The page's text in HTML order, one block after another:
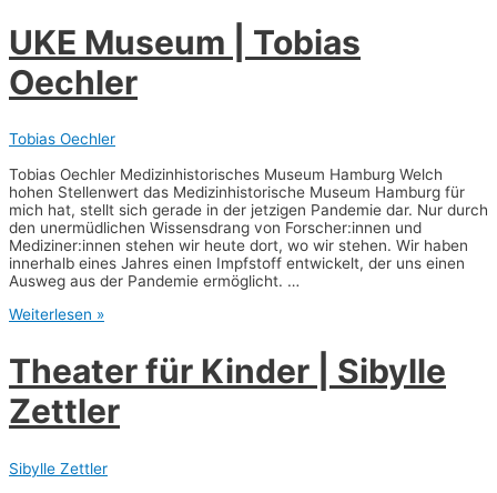
ner
Mül­
ler-
UKE Muse­um | Tobi­as
Oechler
Tobias Oechler
Tobi­as Oech­ler Medi­zin­his­to­ri­sches Muse­um Ham­burg Welch
hohen Stel­len­wert das Medi­zin­his­to­ri­sche Muse­um Ham­burg für
mich hat, stellt sich gera­de in der jet­zi­gen Pan­de­mie dar. Nur durch
den uner­müd­li­chen Wis­sens­drang von Forscher:innen und
Mediziner:innen ste­hen wir heu­te dort, wo wir ste­hen. Wir haben
inner­halb eines Jah­res einen Impf­stoff ent­wi­ckelt, der uns einen
Aus­weg aus der Pan­de­mie ermöglicht. …
UKE
|
Tobi­
as
Oech­
Weiterlesen »
Thea­ter für Kin­der | Sibyl­le
Zettler
Sibylle Zettler